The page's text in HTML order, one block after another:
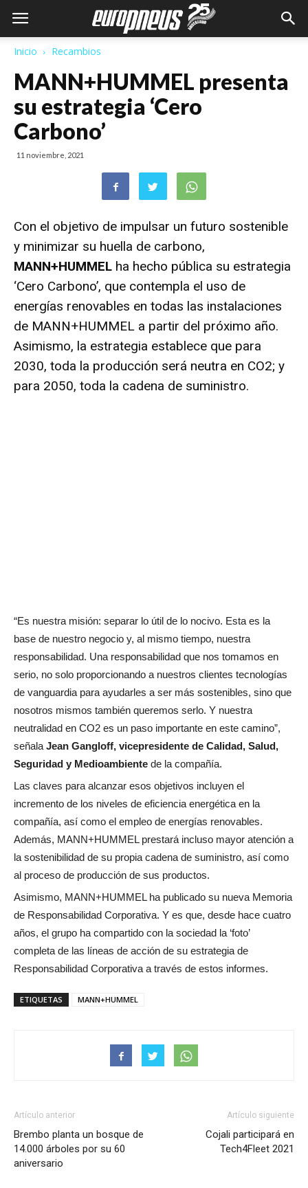
Inicio Recambios
MANN+HUMMEL presenta
su estrategia ‘Cero
Carbono’
11 noviembre, 2021
Con el objetivo de impulsar un futuro sostenible
y minimizar su huella de carbono,
MANN+HUMMEL ha hecho pública su estrategia
‘Cero Carbono’, que contempla el uso de
energías renovables en todas las instalaciones
de MANN+HUMMEL a partir del próximo año.
Asimismo, la estrategia establece que para
2030, toda la producción será neutra en CO2; y
para 2050, toda la cadena de suministro.
“Es nuestra misión: separar lo útil de lo nocivo. Esta es la
base de nuestro negocio y, al mismo tiempo, nuestra
responsabilidad. Una responsabilidad que nos tomamos en
serio, no solo proporcionando a nuestros clientes tecnologías
de vanguardia para ayudarles a ser más sostenibles, sino que
nosotros mismos también queremos serlo. Y nuestra
neutralidad en CO2 es un paso importante en este camino”,
señala Jean Gangloff, vicepresidente de Calidad, Salud,
Seguridad y Medioambiente de la compañía.
Las claves para alcanzar esos objetivos incluyen el
incremento de los niveles de eficiencia energética en la
compañía, así como el empleo de energías renovables.
Además, MANN+HUMMEL prestará incluso mayor atención a
la sostenibilidad de su propia cadena de suministro, así como
al proceso de producción de sus productos.
Asimismo, MANN+HUMMEL ha publicado su nueva Memoria
de Responsabilidad Corporativa. Y es que, desde hace cuatro
años, el grupo ha compartido con la sociedad la ‘foto’
completa de las líneas de acción de su estrategia de
Responsabilidad Corporativa a través de estos informes.
ETIQUETAS MANN+HUMMEL
Artículo anterior
Brembo planta un bosque de
14.000 árboles por su 60
aniversario
Artículo siguiente
Cojali participará en
Tech4Fleet 2021